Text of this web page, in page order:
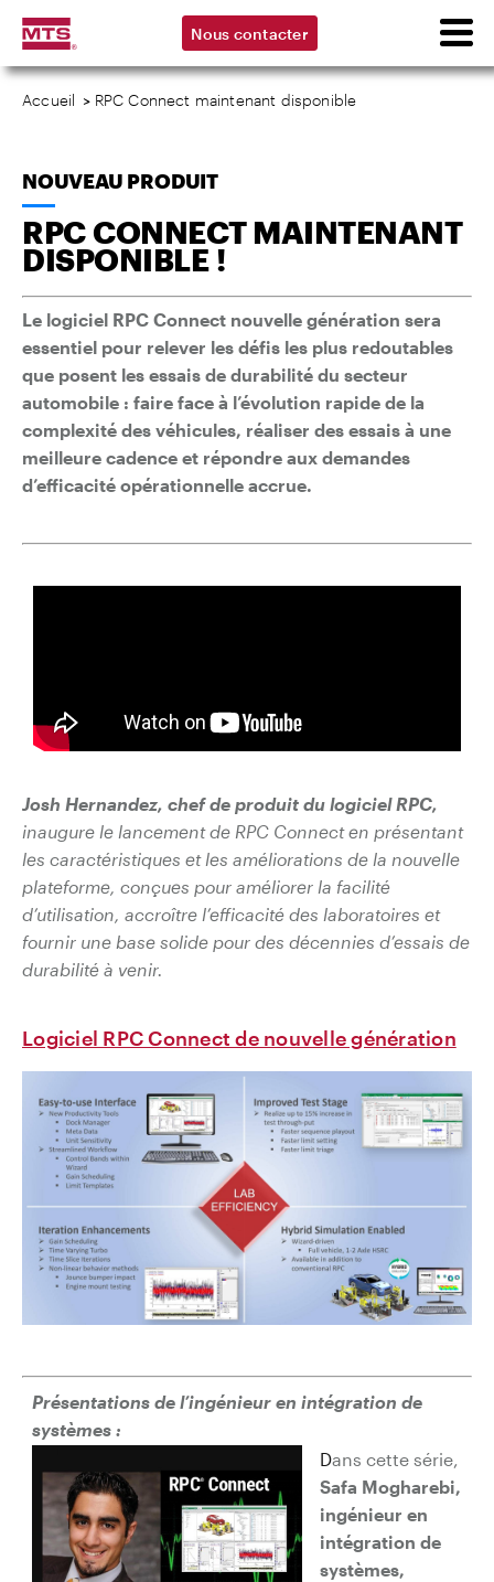
Nous contacter
Accueil > RPC Connect maintenant disponible
NOUVEAU PRODUIT
RPC CONNECT MAINTENANT
DISPONIBLE !
Le logiciel RPC Connect nouvelle génération sera
essentiel pour relever les défis les plus redoutables
que posent les essais de durabilité du secteur
automobile : faire face à l’évolution rapide de la
complexité des véhicules, réaliser des essais à une
meilleure cadence et répondre aux demandes
d’efficacité opérationnelle accrue.
Josh Hernandez, chef de produit du logiciel RPC,
inaugure le lancement de RPC Connect en présentant
les caractéristiques et les améliorations de la nouvelle
plateforme, conçues pour améliorer la facilité
d’utilisation, accroître l’efficacité des laboratoires et
fournir une base solide pour des décennies d’essais de
durabilité à venir.
Logiciel RPC Connect de nouvelle génération
Présentations de l’ingénieur en intégration de
systèmes :
Dans cette série,
Safa Mogharebi,
ingénieur en
intégration de
systèmes,